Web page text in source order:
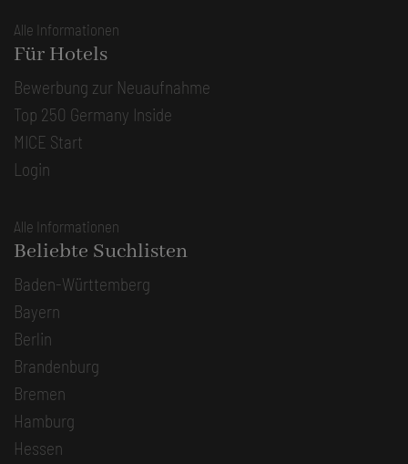
Alle Informationen
Für Hotels
Bewerbung zur Neuaufnahme
Top 250 Germany Inside
MICE Start
Login
Alle Informationen
Beliebte Suchlisten
Baden-Württemberg
Bayern
Berlin
Brandenburg
Bremen
Hamburg
Hessen